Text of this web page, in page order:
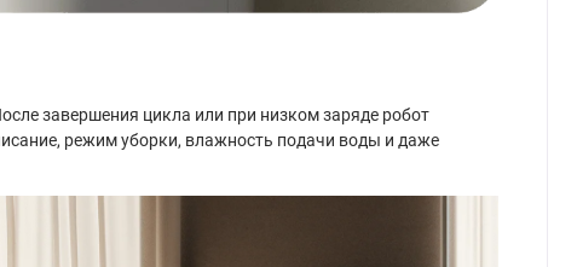
завершения цикла или при низком заряде робот
режим уборки, влажность подачи воды и даже